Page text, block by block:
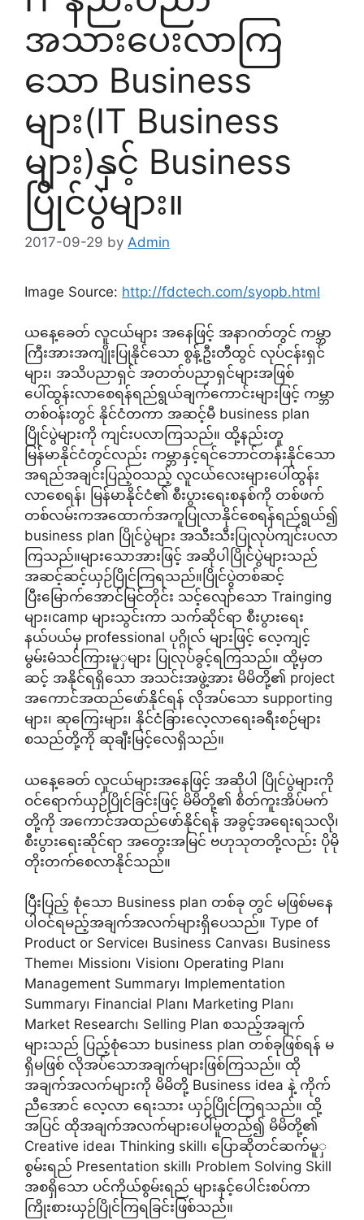
အသားပေးလာကြ
သော Business
များ(IT Business
များ)နှင့် Business
ပြိုင်ပွဲများ။
2017-09-29 by Admin
Image Source: http://fdctech.com/syopb.html
ယနေ့ခေတ် လူငယ်များ အနေဖြင့် အနာဂတ်တွင် ကမ္ဘာ
ကြီးအားအကျိုးပြုနိုင်သော စွန့်ဦးတီထွင် လုပ်ငန်းရှင်
များ၊ အသိပညာရှင် အတတ်ပညာရှင်များအဖြစ်
ပေါ်ထွန်းလာစေရန်ရည်ရွယ်ချက်ကောင်းများဖြင့် ကမ္ဘာ
တစ်ဝန်းတွင် နိုင်ငံတကာ အဆင့်မီ business plan
ပြိုင်ပွဲများကို ကျင်းပလာကြသည်။ ထို့နည်းတူ
မြန်မာနိုင်ငံတွင်လည်း ကမ္ဘာနှင့်ရင်ဘောင်တန်းနိုင်သော
အရည်အချင်းပြည့်ဝသည့် လူငယ်လေးများပေါ်ထွန်း
လာစေရန်၊ မြန်မာနိုင်ငံ၏ စီးပွားရေးစနစ်ကို တစ်ဖက်
တစ်လမ်းကအထောက်အကူပြုလာနိုင်စေရန်ရည်ရွယ်၍
business plan ပြိုင်ပွဲများ အသီးသီးပြုလုပ်ကျင်းပလာ
ကြသည်။များသောအားဖြင့် အဆိုပါပြိုင်ပွဲများသည်
အဆင့်ဆင့်ယှဉ်ပြိုင်ကြရသည်။ပြိုင်ပွဲတစ်ဆင့်
ပြီးမြောက်အောင်မြင်တိုင်း သင့်လျော်သော Trainging
များ၊camp များသွင်းကာ သက်ဆိုင်ရာ စီးပွားရေး
နယ်ပယ်မှ professional ပုဂ္ဂိုလ် များဖြင့် လေ့ကျင့်
မွမ်းမံသင်ကြားမူှများ ပြုလုပ်ခွင့်ရကြသည်။ ထို့မှတ
ဆင့် အနိုင်ရရှိသော အသင်းအဖွဲ့အား မိမိတို့၏ project
အကောင်အထည်ဖော်နိုင်ရန် လိုအပ်သော supporting
များ၊ ဆုကြေးများ၊ နိုင်ငံခြားလေ့လာရေးခရီးစဉ်များ
စသည်တို့ကို ဆုချီးမြင့်လေရှိသည်။
ယနေ့ခေတ် လူငယ်များအနေဖြင့် အဆိုပါ ပြိုင်ပွဲများကို
ဝင်ရောက်ယှဉ်ပြိုင်ခြင်းဖြင့် မိမိတို့၏ စိတ်ကူးအိပ်မက်
တို့ကို အကောင်အထည်ဖော်နိုင်ရန် အခွင့်အရေးရသလို၊
စီးပွားရေးဆိုင်ရာ အတွေးအမြင် ဗဟုသုတတို့လည်း ပိုမို
တိုးတက်စေလာနိုင်သည်။
ပြီးပြည့် စုံသော Business plan တစ်ခု တွင် မဖြစ်မနေ
ပါဝင်ရမည့်အချက်အလက်များရှိပေသည်။ Type of
Product or Service၊ Business Canvas၊ Business
Theme၊ Mission၊ Vision၊ Operating Plan၊
Management Summary၊ Implementation
Summary၊ Financial Plan၊ Marketing Plan၊
Market Research၊ Selling Plan စသည့်အချက်
များသည် ပြည့်စုံသော business plan တစ်ခုဖြစ်ရန် မ
ရှိမဖြစ် လိုအပ်သောအချက်များဖြစ်ကြသည်။ ထို
အချက်အလက်များကို မိမိတို့ Business idea နဲ့ ကိုက်
ညီအောင် လေ့လာ ရေးသား ယှဉ်ပြိုင်ကြရသည်။ ထို့
အပြင် ထိုအချက်အလက်များပေါ်မူတည်၍ မိမိတို့၏
Creative idea၊ Thinking skill၊ ပြောဆိုတင်ဆက်မူှ
စွမ်းရည် Presentation skill၊ Problem Solving Skill
အစရှိသော ပင်ကိုယ်စွမ်းရည် များနှင့်ပေါင်းစပ်ကာ
ကြိုးစားယှဉ်ပြိုင်ကြရခြင်းဖြစ်သည်။